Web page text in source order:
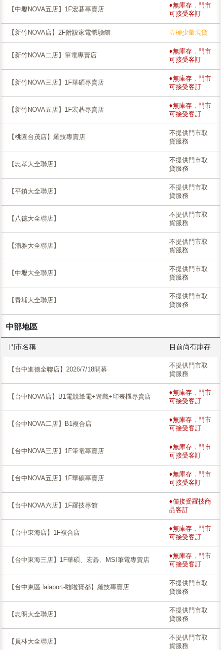
【中壢NOVA五店】1F宏碁專賣店
♦無庫存，門市
可接受客訂
【新竹NOVA店】2F附設家電體驗館 ☆極少量現貨
【新竹NOVA二店】筆電專賣店
♦無庫存，門市
可接受客訂
【新竹NOVA三店】1F華碩專賣店
♦無庫存，門市
可接受客訂
【新竹NOVA五店】1F宏碁專賣店
♦無庫存，門市
可接受客訂
【桃園台茂店】羅技專賣店
不提供門市取
貨服務
【忠孝大全聯店】
不提供門市取
貨服務
【平鎮大全聯店】
不提供門市取
貨服務
【八德大全聯店】
不提供門市取
貨服務
【湳雅大全聯店】
不提供門市取
貨服務
【中壢大全聯店】
不提供門市取
貨服務
【青埔大全聯店】
不提供門市取
貨服務
中部地區
門市名稱 目前尚有庫存
【台中進德全聯店】2026/7/18開幕
不提供門市取
貨服務
【台中NOVA店】B1電競筆電+遊戲+印表機專賣店
♦無庫存，門市
可接受客訂
【台中NOVA二店】B1複合店
♦無庫存，門市
可接受客訂
【台中NOVA三店】1F筆電專賣店
♦無庫存，門市
可接受客訂
【台中NOVA五店】1F華碩專賣店
♦無庫存，門市
可接受客訂
【台中NOVA六店】1F羅技專館
♦僅接受羅技商
品客訂
【台中東海店】1F複合店
♦無庫存，門市
可接受客訂
【台中東海三店】1F華碩、宏碁、MSI筆電專賣店
♦無庫存，門市
可接受客訂
【台中東區 lalaport-啦啦寶都】羅技專賣店
不提供門市取
貨服務
【忠明大全聯店】
不提供門市取
貨服務
【員林大全聯店】
不提供門市取
貨服務